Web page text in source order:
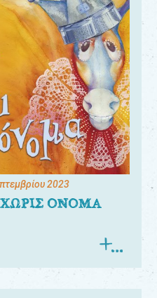
2023
ΟΝΟΜΑ